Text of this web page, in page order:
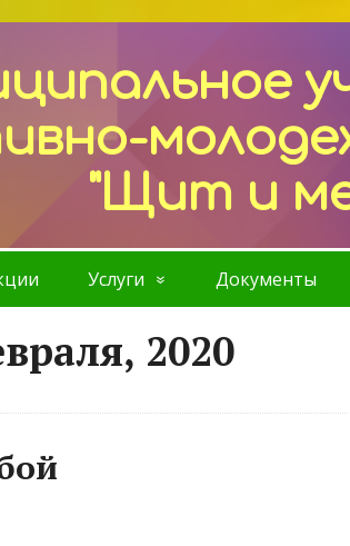
"Щит и
Услуги Документы
2020